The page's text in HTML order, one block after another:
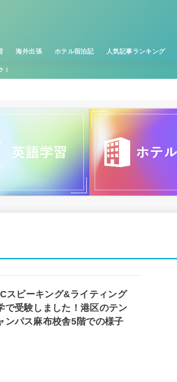
海外出張 ホテル宿泊記 人気記事ランキング
！
スピーキング&ライティング
で受験しました！港区のテン
ンパス麻布校舎5階での様子